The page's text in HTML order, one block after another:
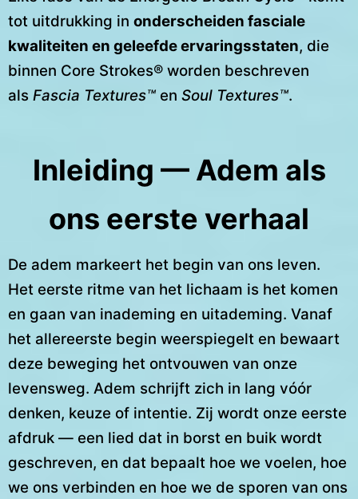
tot uitdrukking in onderscheiden fasciale
kwaliteiten en geleefde ervaringsstaten, die
binnen Core Strokes® worden beschreven
als Fascia Textures™ en Soul Textures™.
Inleiding — Adem als
ons eerste verhaal
De adem markeert het begin van ons leven.
Het eerste ritme van het lichaam is het komen
en gaan van inademing en uitademing. Vanaf
het allereerste begin weerspiegelt en bewaart
deze beweging het ontvouwen van onze
levensweg. Adem schrijft zich in lang vóór
denken, keuze of intentie. Zij wordt onze eerste
afdruk — een lied dat in borst en buik wordt
geschreven, en dat bepaalt hoe we voelen, hoe
we ons verbinden en hoe we de sporen van ons